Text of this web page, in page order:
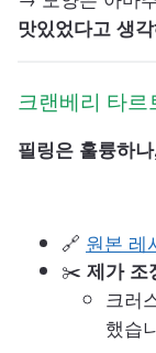
맛있었다고 생
크랜베리 타르
필링은 훌륭하
🔗 원본 레
✂️ 제가 조
크러
했습